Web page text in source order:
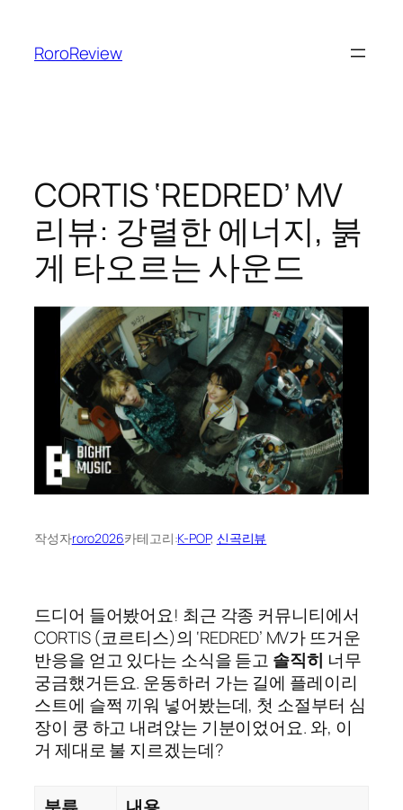
RoroReview
CORTIS ‘REDRED’ MV
리뷰: 강렬한 에너지, 붉
게 타오르는 사운드
작성자roro2026카테고리:K-POP, 신곡리뷰
드디어 들어봤어요! 최근 각종 커뮤니티에서
CORTIS (코르티스)의 ‘REDRED’ MV가 뜨거운
반응을 얻고 있다는 소식을 듣고 솔직히 너무
궁금했거든요. 운동하러 가는 길에 플레이리
스트에 슬쩍 끼워 넣어봤는데, 첫 소절부터 심
장이 쿵 하고 내려앉는 기분이었어요. 와, 이
거 제대로 불 지르겠는데?